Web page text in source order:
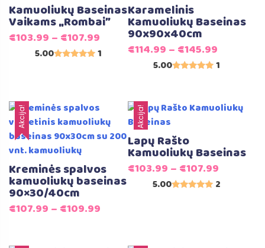
Kamuoliukų Baseinas
Vaikams „Rombai”
€103.99 – €107.99
5.00 1
Karamelinis
Kamuoliukų Baseinas
90x90x40cm
€114.99 – €145.99
5.00 1
Akcija!
Kreminės spalvos
kamuoliukų baseinas
90×30/40cm
€107.99 – €109.99
Akcija!
Lapų Rašto
Kamuoliukų Baseinas
€103.99 – €107.99
5.00 2